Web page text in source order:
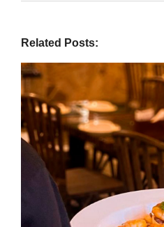
Related Posts: